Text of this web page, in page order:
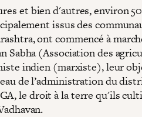
et bien d'autres, environ
issus des
ont commencé à
Sabha (Association des
indien (marxiste), leur
de l’administration du
le droit à la terre qu'ils